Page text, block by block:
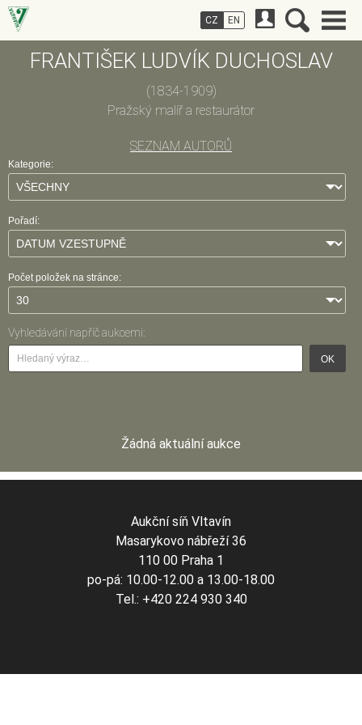
FRANTIŠEK LUDVÍK DUCHOSLAV
(1834-1909)
Pražský malíř a restaurátor
SEZNAM AUTORŮ
Kategorie:
Pořadí:
Počet položek na stránce:
Vyhledávání napříč aukcemi:
OK
Žádná aktuální aukce
CZ EN
Aukční síň Vltavín
Masarykovo nábřeží 36
110 00 Praha 1
po-pá: 10.00-12.00 a 13.00-18.00
Tel.: +420 224 930 340